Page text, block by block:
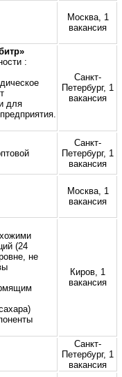
Москва, 1
вакансия
:
для
Санкт-
Петербург, 1
вакансия
Санкт-
Петербург, 1
вакансия
Москва, 1
вакансия
(24
не
Киров, 1
вакансия
Санкт-
Петербург, 1
вакансия